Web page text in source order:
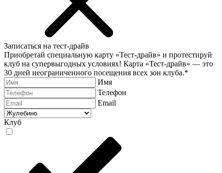
Записаться на тест-драйв
Приобретай специальную карту «Тест-драйв» и протестируй
клуб на супервыгодных условиях! Карта «Тест-драйв» — это
30 дней неограниченного посещения всех зон клуба.*
Имя
Телефон
Email
Клуб